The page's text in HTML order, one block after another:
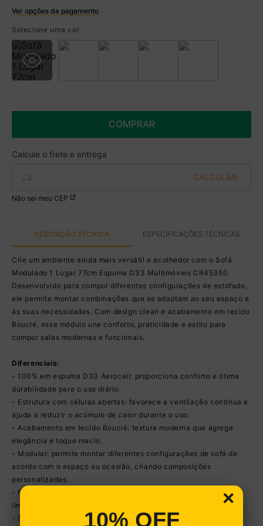
Ver opções de pagamento
R$ 1.519,99 à vista no Boleto
(5% de desconto)
Você economiza
Selecione uma cor
COMPRAR
Não sei meu CEP
DESCRIÇÃO TÉCNICA ESPECIFICAÇÕES TÉCNICAS
Crie um ambiente ainda mais versátil e acolhedor com o Sofá
Modulado 1 Lugar 77cm Espuma D33 Multimóveis CR45350.
Desenvolvido para compor diferentes configurações de estofado,
ele permite montar combinações que se adaptam ao seu espaço e
às suas necessidades. Com design clean e acabamento em tecido
Bouclé, esse módulo une conforto, praticidade e estilo para
compor salas modernas e funcionais.
Diferenciais:
- 100% em espuma D33 Aerocell: proporciona conforto e ótima
durabilidade para o uso diário.
- Estrutura com células abertas: favorece a ventilação contínua e
ajuda a reduzir o acúmulo de calor durante o uso.
- Acabamento em tecido Bouclé: textura moderna que agrega
elegância e toque macio.
- Modular: permite montar diferentes configurações de sofá de
acordo com o espaço ou ocasião, criando composições
personalizadas.
- Formato versátil: facilita a combinação com outros módulos da
linha para formar diferentes composições de estofado.
- Suporta até 110kg.
×
10% OFF